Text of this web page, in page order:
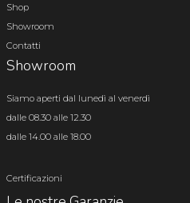
Shop
Showroom
Contatti
Showroom
Siamo aperti dal lunedì al venerdì
dalle 08.30 alle 12.30
dalle 14.00 alle 18.00
Certificazioni